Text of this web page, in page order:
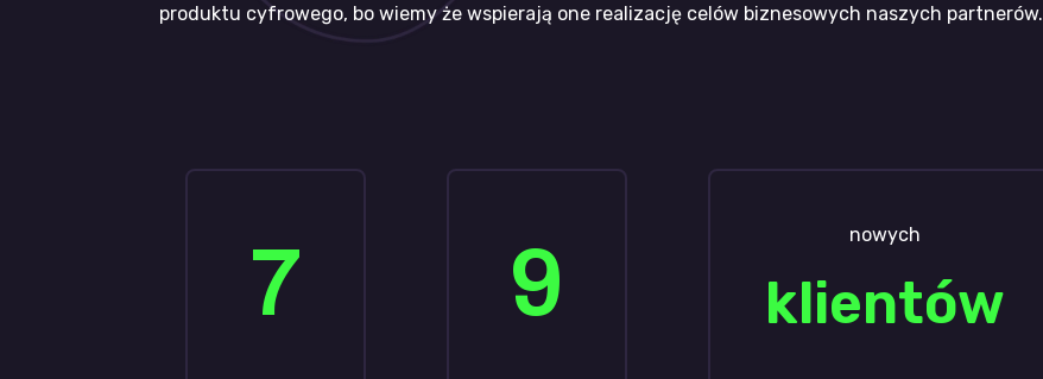
produktu cyfrowego, bo wiemy że wspierają one realizację celów biznesowych naszych partnerów.
7 9 nowych
klientów